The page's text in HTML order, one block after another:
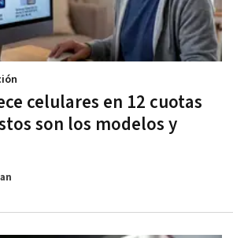
celulares en 12 cuotas
son los modelos y